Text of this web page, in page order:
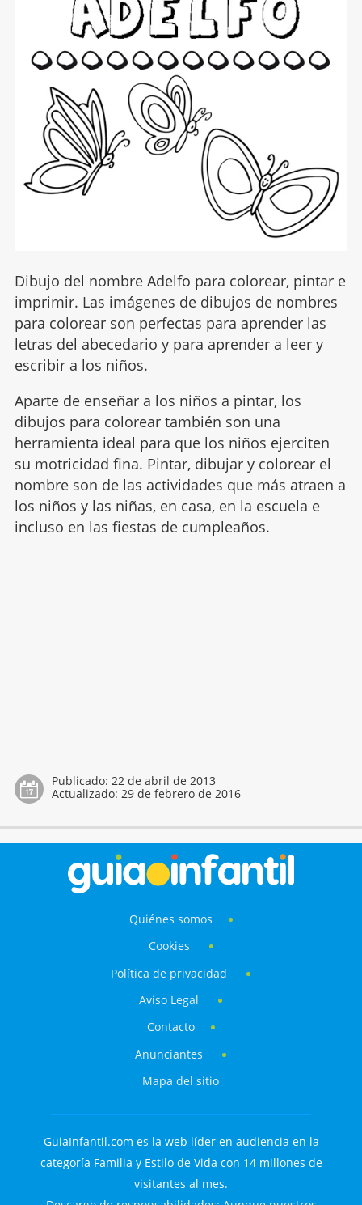
Dibujo del nombre Adelfo para colorear, pintar e
imprimir. Las imágenes de dibujos de nombres
para colorear son perfectas para aprender las
letras del abecedario y para aprender a leer y
escribir a los niños.
Aparte de enseñar a los niños a pintar, los
dibujos para colorear también son una
herramienta ideal para que los niños ejerciten
su motricidad fina. Pintar, dibujar y colorear el
nombre son de las actividades que más atraen a
los niños y las niñas, en casa, en la escuela e
incluso en las fiestas de cumpleaños.
Publicado: 22 de abril de 2013
Actualizado: 29 de febrero de 2016
Quiénes somos
Cookies
Política de privacidad
Aviso Legal
Contacto
Anunciantes
Mapa del sitio
GuiaInfantil.com es la web líder en audiencia en la
categoría Familia y Estilo de Vida con 14 millones de
visitantes al mes.